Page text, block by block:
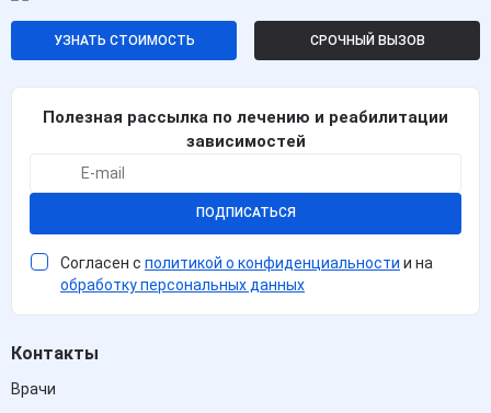
УЗНАТЬ СТОИМОСТЬ СРОЧНЫЙ ВЫЗОВ
Полезная рассылка по лечению и реабилитации
зависимостей
ПОДПИСАТЬСЯ
Согласен с политикой о конфиденциальности и на
обработку персональных данных
Контакты
Врачи